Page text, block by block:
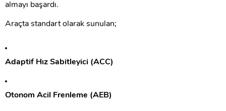
almayı başardı.
Araçta standart olarak sunulan;
Adaptif Hız Sabitleyici (ACC)
Otonom Acil Frenleme (AEB)